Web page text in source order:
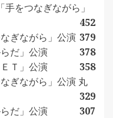
をつなぎながら」
452
ぎながら」公演 379
だ」公演
378
Ｔ」公演
358
ぎながら」公演 丸
329
だ」公演
307